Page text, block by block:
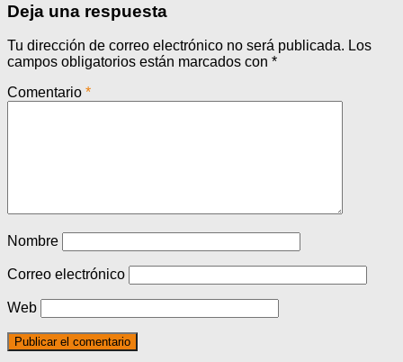
Deja una respuesta
Tu dirección de correo electrónico no será publicada. Los
campos obligatorios están marcados con *
Comentario *
Nombre
Correo electrónico
Web